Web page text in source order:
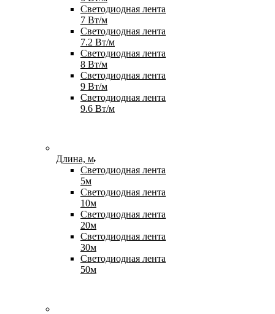
Светодиодная лента
7 Вт/м
Светодиодная лента
7.2 Вт/м
Светодиодная лента
8 Вт/м
Светодиодная лента
9 Вт/м
Светодиодная лента
9.6 Вт/м
Длина, м
Светодиодная лента
5м
Светодиодная лента
10м
Светодиодная лента
20м
Светодиодная лента
30м
Светодиодная лента
50м